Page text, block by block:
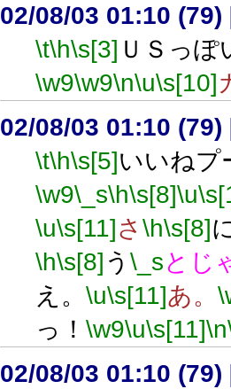
02/08/03 01:10 (79)
\t\h\s[3] ＵＳっぽ
\w9\w9\n\u\s[10]
02/08/03 01:10 (79)
\t\h\s[5]いいねプ
\w9\_s\h\s[8]\u
\u\s[11]さ \h\s[8]
\h\s[8] う \_sとじ
え。 \u\s[11]あ。
っ！ \w9\u\s[11]\n
02/08/03 01:10 (79)